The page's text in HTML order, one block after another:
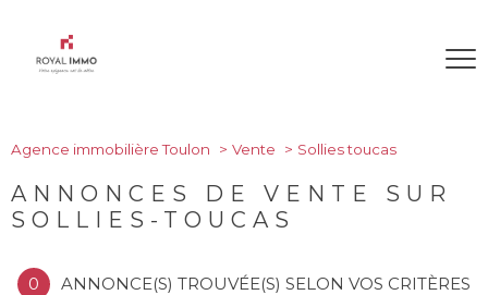
Agence immobilière Toulon Vente Sollies toucas
ANNONCES DE VENTE SUR
SOLLIES-TOUCAS
0 ANNONCE(S) TROUVÉE(S) SELON VOS CRITÈRES